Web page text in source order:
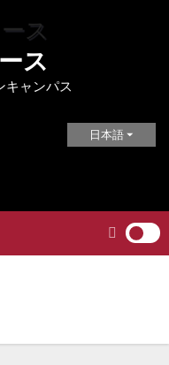
ス
キャンパス
日本語